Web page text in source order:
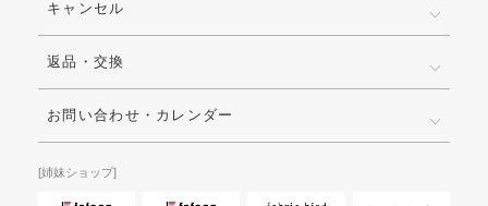
キャンセル
返品・交換
お問い合わせ・カレンダー
[姉妹ショップ]